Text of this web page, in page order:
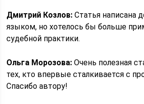
Дмитрий Козлов: Статья написана
языком, но хотелось бы больше
судебной практики.
Ольга Морозова: Очень полезная
тех, кто впервые сталкивается с
Спасибо автору!